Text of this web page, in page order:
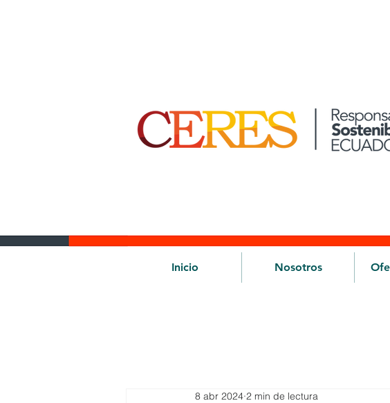
Inicio Nosotros
8 abr 2024 2 min de lectura